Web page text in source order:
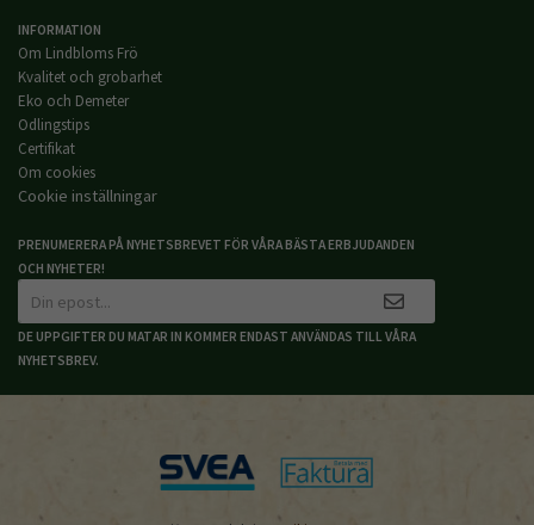
INFORMATION
Om Lindbloms Frö
Kvalitet och grobarhet
Eko och Demeter
Odlingstips
Certifikat
Om cookies
Cookie inställningar
PRENUMERERA PÅ NYHETSBREVET FÖR VÅRA BÄSTA ERBJUDANDEN
OCH NYHETER!
DE UPPGIFTER DU MATAR IN KOMMER ENDAST ANVÄNDAS TILL VÅRA
NYHETSBREV.